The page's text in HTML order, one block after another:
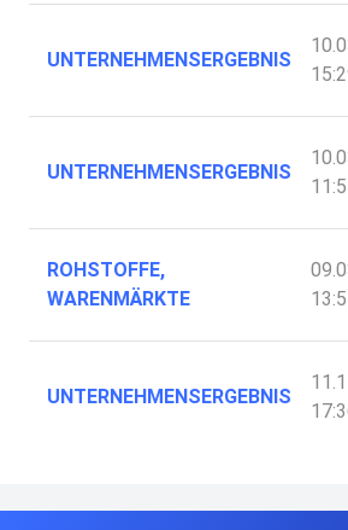
UNTERNEHMENSERGEBNIS
UNTERNEHMENSERGEBNIS
ROHSTOFFE,
WARENMÄRKTE
UNTERNEHMENSERGEBNIS